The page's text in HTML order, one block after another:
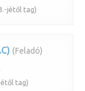
jétől tag)
(Feladó)
tag)